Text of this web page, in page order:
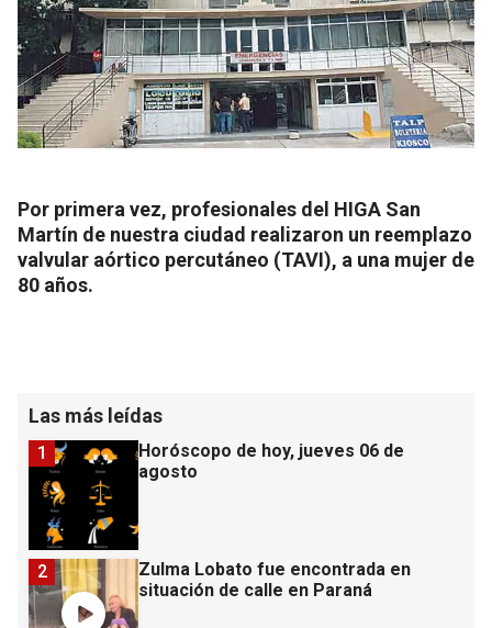
Por primera vez, profesionales del HIGA San
Martín de nuestra ciudad realizaron un reemplazo
valvular aórtico percutáneo (TAVI), a una mujer de
80 años.
Las más leídas
Horóscopo de hoy, jueves 06 de
agosto
1
Zulma Lobato fue encontrada en
situación de calle en Paraná
2